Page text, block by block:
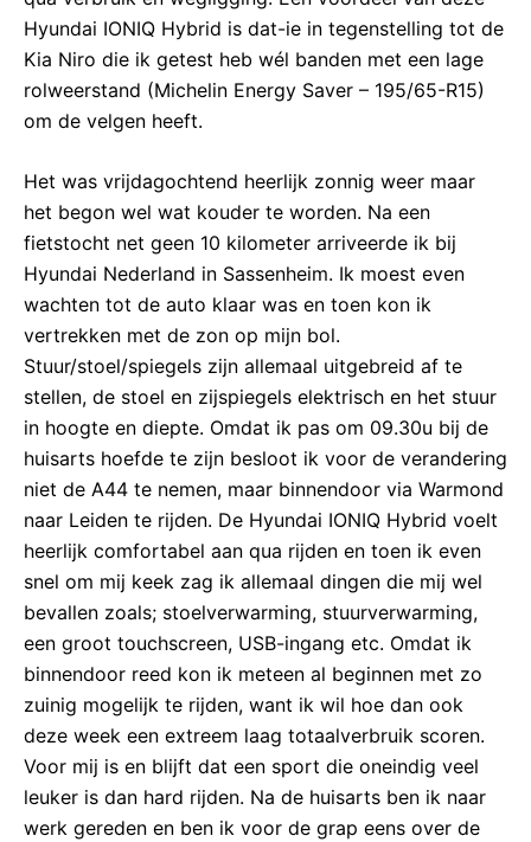
Hyundai IONIQ Hybrid is dat-ie in tegenstelling tot de
Kia Niro die ik getest heb wél banden met een lage
rolweerstand (Michelin Energy Saver – 195/65-R15)
om de velgen heeft.
Het was vrijdagochtend heerlijk zonnig weer maar
het begon wel wat kouder te worden. Na een
fietstocht net geen 10 kilometer arriveerde ik bij
Hyundai Nederland in Sassenheim. Ik moest even
wachten tot de auto klaar was en toen kon ik
vertrekken met de zon op mijn bol.
Stuur/stoel/spiegels zijn allemaal uitgebreid af te
stellen, de stoel en zijspiegels elektrisch en het stuur
in hoogte en diepte. Omdat ik pas om 09.30u bij de
huisarts hoefde te zijn besloot ik voor de verandering
niet de A44 te nemen, maar binnendoor via Warmond
naar Leiden te rijden. De Hyundai IONIQ Hybrid voelt
heerlijk comfortabel aan qua rijden en toen ik even
snel om mij keek zag ik allemaal dingen die mij wel
bevallen zoals; stoelverwarming, stuurverwarming,
een groot touchscreen, USB-ingang etc. Omdat ik
binnendoor reed kon ik meteen al beginnen met zo
zuinig mogelijk te rijden, want ik wil hoe dan ook
deze week een extreem laag totaalverbruik scoren.
Voor mij is en blijft dat een sport die oneindig veel
leuker is dan hard rijden. Na de huisarts ben ik naar
werk gereden en ben ik voor de grap eens over de